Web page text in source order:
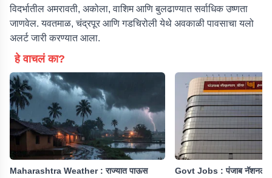
विदर्भातील अमरावती, अकोला, वाशिम आणि बुलढाण्यात सर्वाधिक उष्णता
जाणवेल. यवतमाळ, चंद्रपूर आणि गडचिरोली येथे अवकाळी पावसाचा यलो
अलर्ट जारी करण्यात आला.
हे वाचलं का?
Maharashtra Weather : राज्यात पाऊस
Govt Jobs : पंजाब नॅशनल